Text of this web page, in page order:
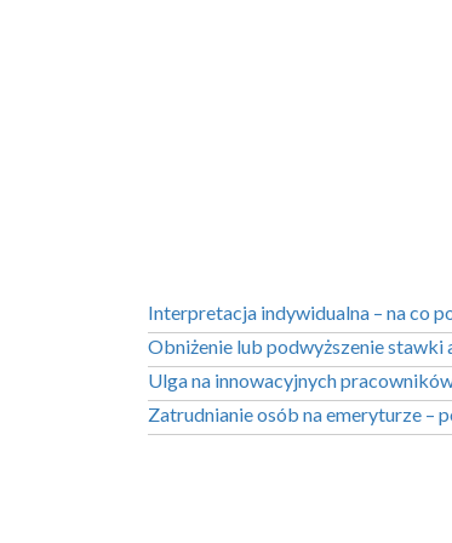
Interpretacja indywidualna – na co
Obniżenie lub podwyższenie
Ulga na innowacyjnych
Zatrudnianie osób na emeryturze –